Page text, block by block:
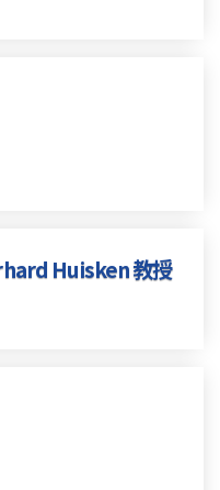
Huisken 教授